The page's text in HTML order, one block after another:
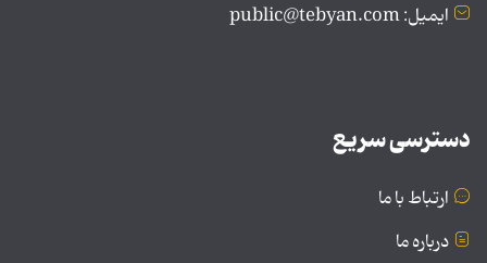
ایمیل: public@tebyan.com
دسترسی سریع
ارتباط با ما
درباره ما